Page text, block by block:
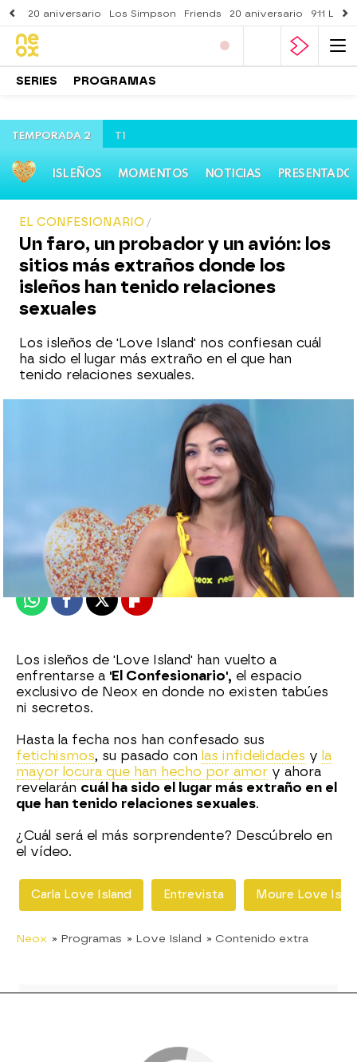
20 aniversario Los Simpson Friends 20 aniversario 911
SERIES PROGRAMAS
TEMPORADA 2 T1
ISLEÑOS MOMENTOS NOTICIAS
EL CONFESIONARIO
Un faro, un probador y un avión: los
sitios más extraños donde los
isleños han tenido relaciones
sexuales
Los isleños de 'Love Island' nos confiesan cuál
ha sido el lugar más extraño en el que han
tenido relaciones sexuales.
neox
Madrid
Publicado:17 de abril de 2021, 16:00
WhatsappFacebook
X Flipboard
Los isleños de 'Love Island' han vuelto a
enfrentarse a 'El Confesionario', el espacio
exclusivo de Neox en donde no existen tabúes
ni secretos.
Hasta la fecha nos han confesado sus
fetichismos, su pasado con las infidelidades y la
mayor locura que han hecho por amor y ahora
revelarán cuál ha sido el lugar más extraño en el
que han tenido relaciones sexuales.
¿Cuál será el más sorprendente? Descúbrelo en
el vídeo.
Carla Love Island Entrevista Moure Love
Neox » Programas » Love Island » Contenido extra